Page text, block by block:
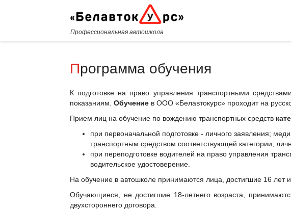
Профессиональная автошкола
Программа обучения
К подготовке на право управления транспортными
показаниям. Обучение в ООО «Белавтокурс» проходит на
Прием лиц на обучение по вождению транспортных средств
при первоначальной подготовке - личного заявления;
транспортным средством соответствующей категории;
при переподготовке водителей на право управления
водительское удостоверение.
На обучение в автошколе принимаются лица, достигшие 16 лет
Обучающиеся, не достигшие 18-летнего возраста,
двухстороннего договора.